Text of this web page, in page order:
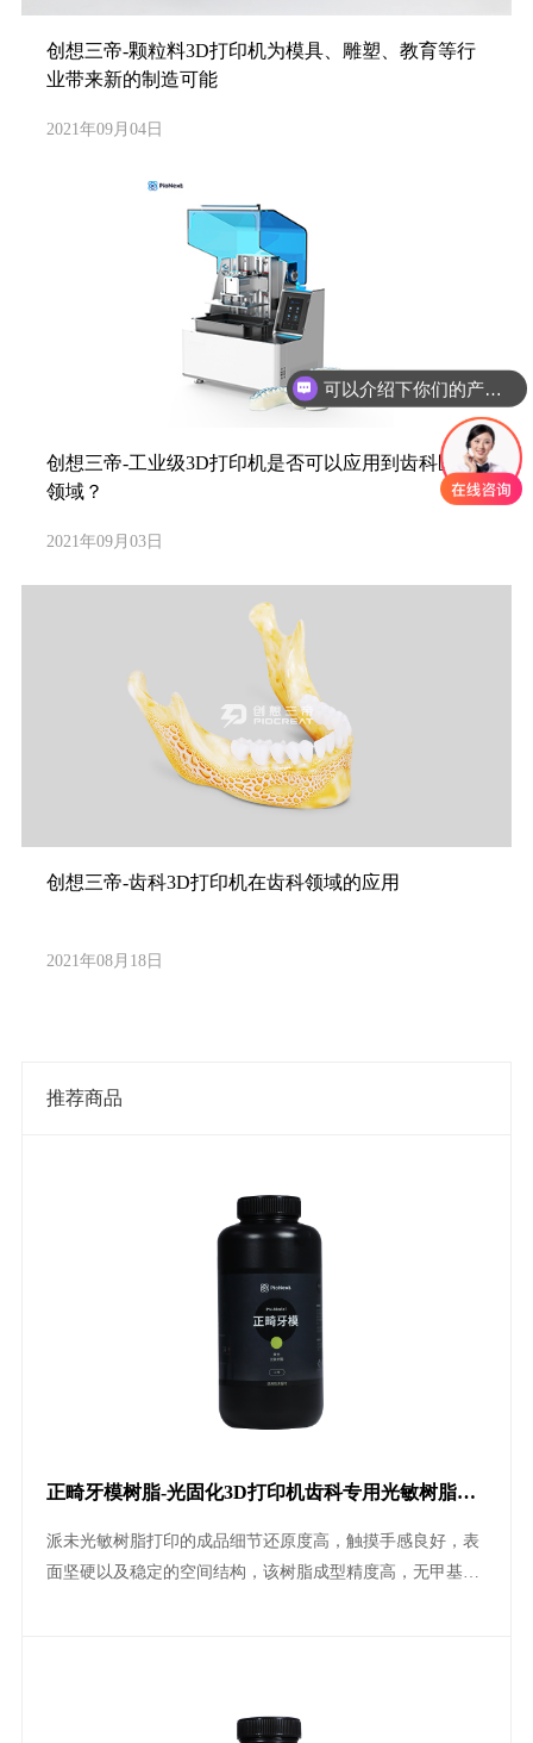
创想三帝-颗粒料3D打印机为模具、雕塑、教育等行
业带来新的制造可能
2021年09月04日
创想三帝-工业级3D打印机是否可以应用到齿科医疗
领域？
2021年09月03日
创想三帝-齿科3D打印机在齿科领域的应用
2021年08月18日
推荐商品
正畸牙模树脂-光固化3D打印机齿科专用光敏树脂耗
派未光敏树脂打印的成品细节还原度高，触摸手感良好，表
面坚硬以及稳定的空间结构，该树脂成型精度高，无甲基丙
可以介绍下你们的产品么